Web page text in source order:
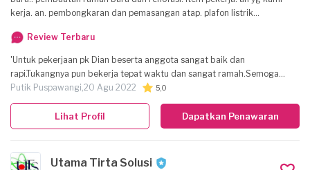
kerja. an. pembongkaran dan pemasangan atap. plafon listrik
kusen jendela pintu. pembuatan kanopi besi las. dan baja ringan segala
atap KACA UPVC ZINGGALUM METAL SETEEL dll
Review Terbaru
'Untuk pekerjaan pk Dian beserta anggota sangat baik dan
rapi.Tukangnya pun bekerja tepat waktu dan sangat ramah.Semoga
penilaian serta rieview yg sy berikan ini bs membantu usaha pk Dian
semakin maju dan sukses'
Putik Puspawangi,20 Agu 2022 5,0
Dapatkan Penawaran
Lihat Profil
Utama Tirta Solusi